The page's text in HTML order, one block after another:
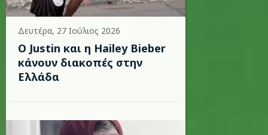
Δευτέρα, 27 Ιούλιος 2026
Ο Justin και η Hailey Bieber
κάνουν διακοπές στην
Ελλάδα